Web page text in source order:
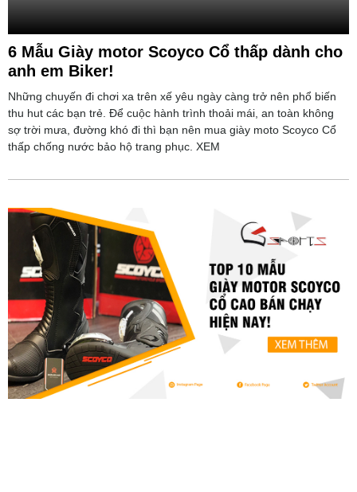
6 Mẫu Giày motor Scoyco Cổ thấp dành cho
anh em Biker!
Những chuyến đi chơi xa trên xế yêu ngày càng trở nên phổ biến
thu hut các bạn trẻ. Để cuộc hành trình thoải mái, an toàn không
sợ trời mưa, đường khó đi thì bạn nên mua giày moto Scoyco Cổ
thấp chống nước bảo hộ trang phục. XEM